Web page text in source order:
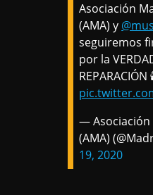
Asociación
(AMA) y
seguiremos
por la
REPARACIÓN
— Asociación
(AMA)
19, 2020